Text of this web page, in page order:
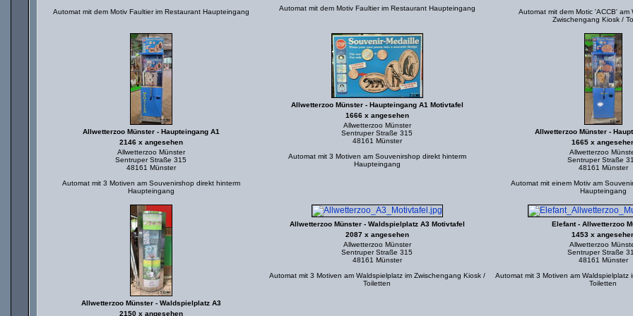
Automat mit dem Motiv Faultier im Restaurant Haupteingang Automat mit dem Motiv Faultier im Restaurant Haupteingang
Automat mit dem Motic 'ACCB' am
Zwischengang Kiosk /
Allwetterzoo Münster - Haupteingang A1
2146 x angesehen
Allwetterzoo Münster
Sentruper Straße 315
48161 Münster
Automat mit 3 Motiven am Souvenirshop direkt hinterm
Haupteingang
Allwetterzoo Münster - Haupteingang A1 Motivtafel
1666 x angesehen
Allwetterzoo Münster
Sentruper Straße 315
48161 Münster
Automat mit 3 Motiven am Souvenirshop direkt hinterm
Haupteingang
Allwetterzoo Münster -
1665 x
Allwetterzoo
Sentruper Straße
48161 Münster
Automat mit einem Motiv am
Haupteingang
Allwetterzoo Münster - Waldspielplatz A3
2150 x angesehen
Allwetterzoo Münster - Waldspielplatz A3 Motivtafel
2087 x angesehen
Allwetterzoo Münster
Sentruper Straße 315
48161 Münster
Automat mit 3 Motiven am Waldspielplatz im Zwischengang Kiosk /
Toiletten
Elefant - Allwetterzoo
1453 x
Allwetterzoo
Sentruper Straße
48161 Münster
Automat mit 3 Motiven am Waldspielplatz
Toiletten